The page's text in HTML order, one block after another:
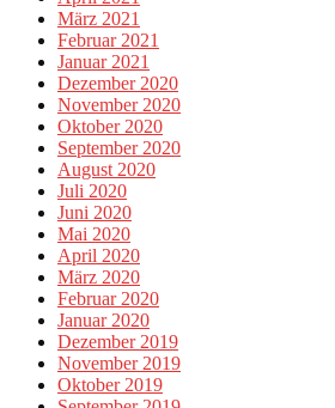
März 2021
Februar 2021
Januar 2021
Dezember 2020
November 2020
Oktober 2020
September 2020
August 2020
Juli 2020
Juni 2020
Mai 2020
April 2020
März 2020
Februar 2020
Januar 2020
Dezember 2019
November 2019
Oktober 2019